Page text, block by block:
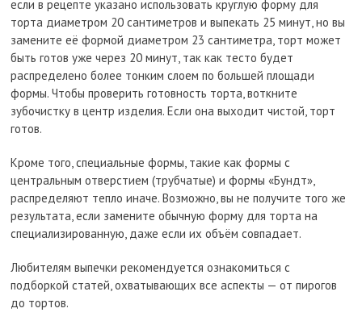
если в рецепте указано использовать круглую форму для
торта диаметром 20 сантиметров и выпекать 25 минут, но вы
замените её формой диаметром 23 сантиметра, торт может
быть готов уже через 20 минут, так как тесто будет
распределено более тонким слоем по большей площади
формы. Чтобы проверить готовность торта, воткните
зубочистку в центр изделия. Если она выходит чистой, торт
готов.
Кроме того, специальные формы, такие как формы с
центральным отверстием (трубчатые) и формы «Бундт»,
распределяют тепло иначе. Возможно, вы не получите того же
результата, если замените обычную форму для торта на
специализированную, даже если их объём совпадает.
Любителям выпечки рекомендуется ознакомиться с
подборкой статей, охватывающих все аспекты — от пирогов
до тортов.